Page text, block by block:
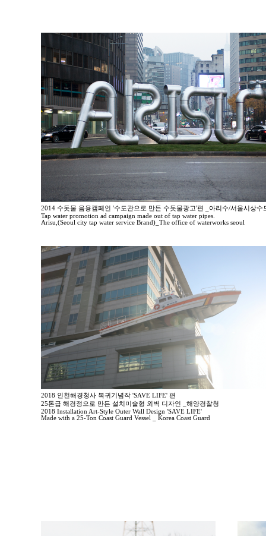
2014 수돗물 음용캠페인 '수도관으로 만든 수돗물광고'편 _아리수/서울시상수
Tap water promotion ad campaign made out of tap water pipes.
Arisu,(Seoul city tap water service Brand)_The office of waterworks seoul
2018 인천해경청사 복귀기념작 'SAVE LIFE' 편
25톤급 해경정으로 만든 설치미술형 외벽 디자인 _해양경찰청
2018 Installation Art-Style Outer Wall Design 'SAVE LIFE'
Made with a 25-Ton Coast Guard Vessel _ Korea Coast Guard